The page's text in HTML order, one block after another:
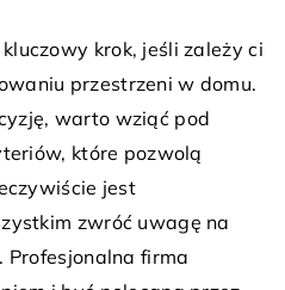
krok, jeśli zależy ci
przestrzeni w domu.
warto wziąć pod
które pozwolą
jest
zwróć uwagę na
firma